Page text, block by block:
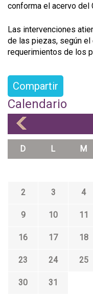
conforma el acervo del
Las intervenciones
de las piezas, según el
requerimientos de los
Compartir
Calendario
D L M
2 3 4
9 10 11
16 17 18
23 24 25
30
31